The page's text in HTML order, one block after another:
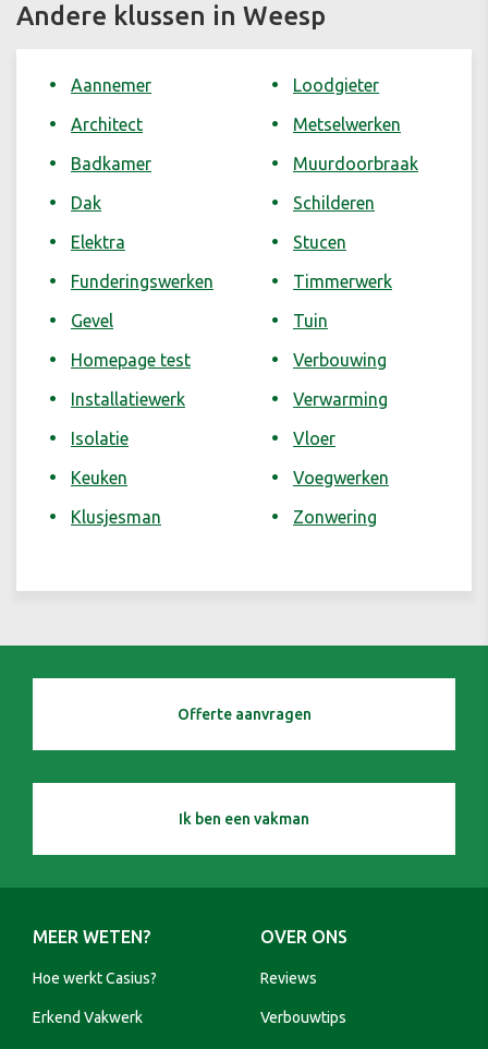
Andere klussen in Weesp
Aannemer
Architect
Badkamer
Dak
Elektra
Funderingswerken
Gevel
Homepage test
Installatiewerk
Isolatie
Keuken
Klusjesman
Loodgieter
Metselwerken
Muurdoorbraak
Schilderen
Stucen
Timmerwerk
Tuin
Verbouwing
Verwarming
Vloer
Voegwerken
Zonwering
Offerte aanvragen
Ik ben een vakman
MEER WETEN?
Hoe werkt Casius?
Erkend Vakwerk
OVER ONS
Reviews
Verbouwtips